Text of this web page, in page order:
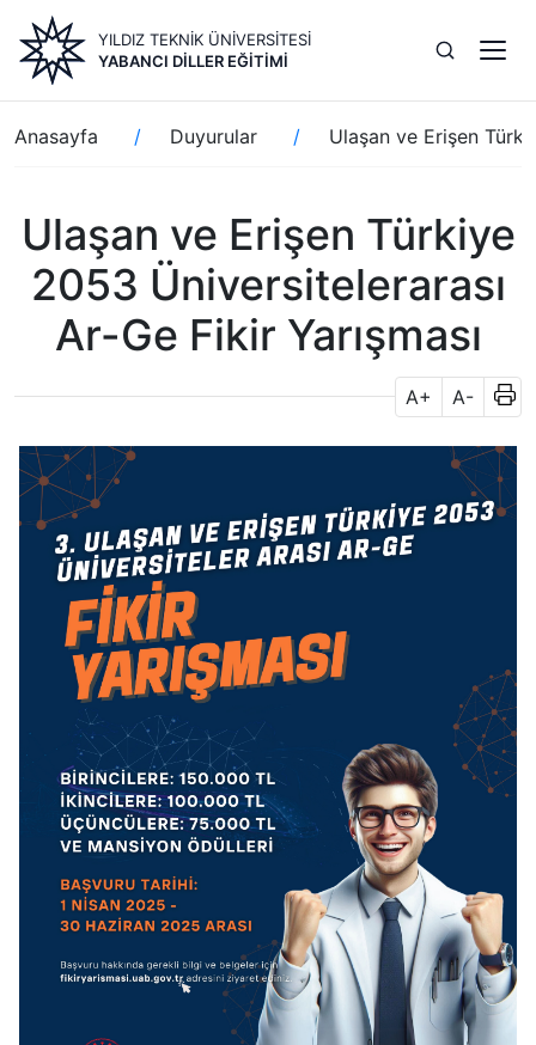
içeriğe
atla
YILDIZ TEKNİK ÜNİVERSİTESİ
YABANCI DILLER EĞITIMI
Sayfa
yolu
Anasayfa Duyurular Ulaşan ve Erişen
Ulaşan ve Erişen Türkiye
2053 Üniversitelerarası
Ar-Ge Fikir Yarışması
A+ A-